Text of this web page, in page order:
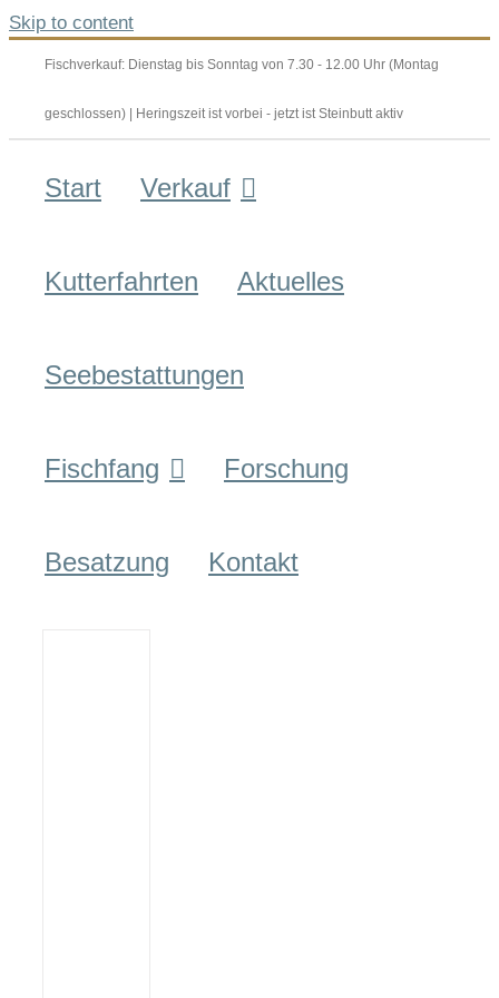
Skip to content
Fischverkauf: Dienstag bis Sonntag von 7.30 - 12.00 Uhr (Montag
geschlossen) | Heringszeit ist vorbei - jetzt ist Steinbutt aktiv
Start Verkauf
Kutterfahrten Aktuelles
Seebestattungen
Fischfang Forschung
Besatzung Kontakt